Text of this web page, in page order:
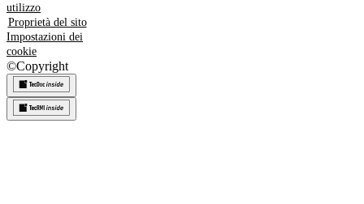
utilizzo
Proprietà del sito
Impostazioni dei
cookie
©Copyright